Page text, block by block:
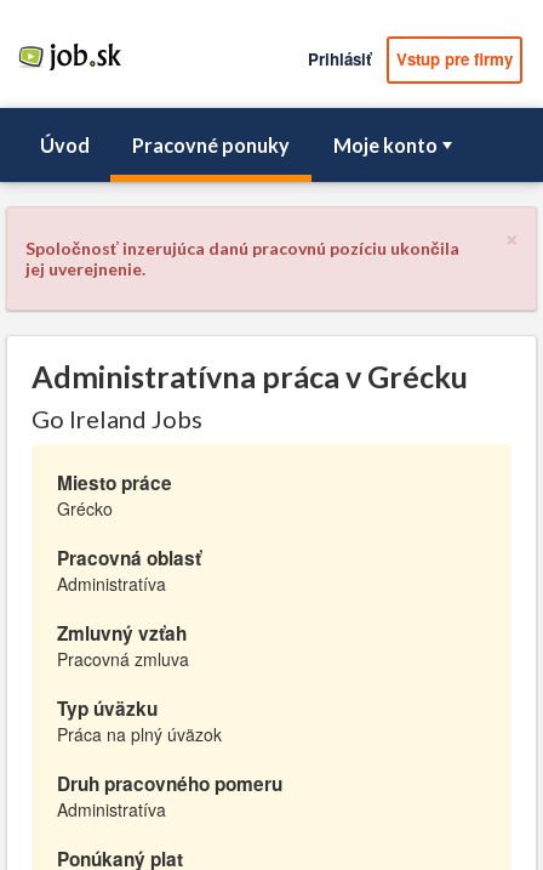
Prihlásiť Vstup pre firmy
Úvod Pracovné ponuky Moje konto
×
Spoločnosť inzerujúca danú pracovnú pozíciu ukončila
jej uverejnenie.
Administratívna práca v Grécku
Go Ireland Jobs
Miesto práce
Grécko
Pracovná oblasť
Administratíva
Zmluvný vzťah
Pracovná zmluva
Typ úväzku
Práca na plný úväzok
Druh pracovného pomeru
Administratíva
Ponúkaný plat